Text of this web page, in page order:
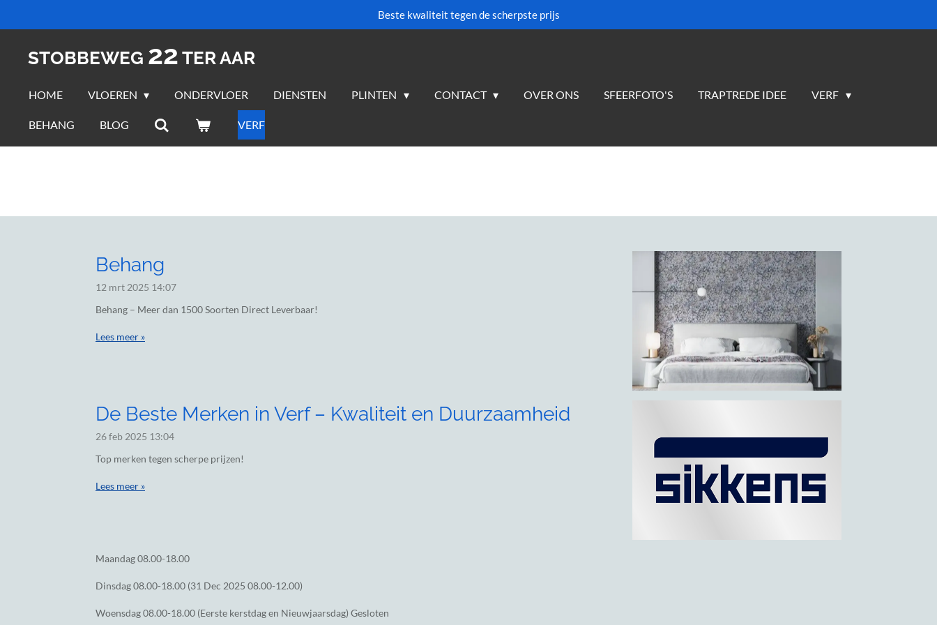
hoofdinhoud
Beste kwaliteit tegen de scherpste prijs
STOBBEWEG 22 TER AAR
HOME VLOEREN ONDERVLOER DIENSTEN PLINTEN CONTACT OVER ONS SFEERFOTO'S TRAPTREDE IDEE VERF
BEHANG BLOG VERF
Behang
12 mrt 2025 14:07
Behang – Meer dan 1500 Soorten Direct Leverbaar!
Lees meer »
De Beste Merken in Verf – Kwaliteit en Duurzaamheid
26 feb 2025 13:04
Top merken tegen scherpe prijzen!
Lees meer »
Maandag08.00-18.00
Dinsdag08.00-18.00 (31 Dec 2025 08.00-12.00)
Woensdag08.00-18.00 (Eerste kerstdag en Nieuwjaarsdag) Gesloten